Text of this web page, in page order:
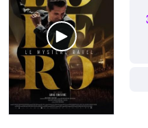
Voir la bande annonce